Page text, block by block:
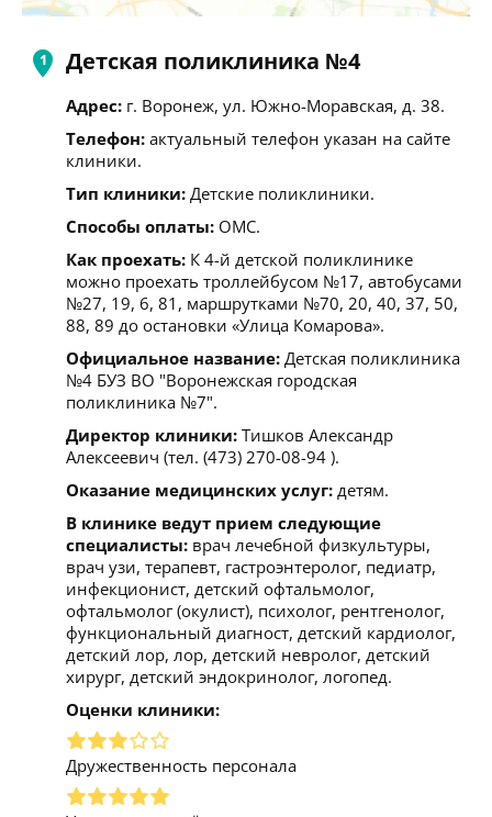
Детская поликлиника №4
Адрес: г. Воронеж, ул. Южно-Моравская, д. 38.
Телефон: актуальный телефон указан на сайте
клиники.
Тип клиники: Детские поликлиники.
Способы оплаты: ОМС.
Как проехать: К 4-й детской поликлинике
можно проехать троллейбусом №17, автобусами
№27, 19, 6, 81, маршрутками №70, 20, 40, 37, 50,
88, 89 до остановки «Улица Комарова».
Официальное название: Детская поликлиника
№4 БУЗ ВО "Воронежская городская
поликлиника №7".
Директор клиники: Тишков Александр
Алексеевич (тел. (473) 270-08-94 ).
Оказание медицинских услуг: детям.
В клинике ведут прием следующие
специалисты: врач лечебной физкультуры,
врач узи, терапевт, гастроэнтеролог, педиатр,
инфекционист, детский офтальмолог,
офтальмолог (окулист), психолог, рентгенолог,
функциональный диагност, детский кардиолог,
детский лор, лор, детский невролог, детский
хирург, детский эндокринолог, логопед.
Оценки клиники:
Дружественность персонала